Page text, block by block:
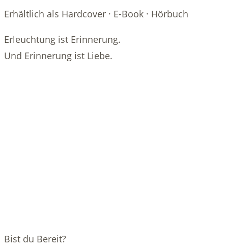
Erhältlich als Hardcover · E-Book · Hörbuch
Erleuchtung ist Erinnerung.
Und Erinnerung ist Liebe.
Bist du Bereit?